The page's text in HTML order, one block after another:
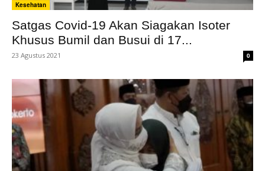
Kesehatan
Satgas Covid-19 Akan Siagakan Isoter
Khusus Bumil dan Busui di 17...
23 Agustus 2021 0